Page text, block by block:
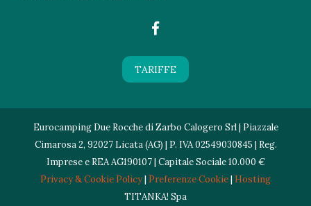
TARIFFE
Eurocamping Due Rocche di Zarbo Calogero Srl | Piazzale
Cimarosa 2, 92027 Licata (AG) | P. IVA 02549030845 | Reg.
Imprese e REA AG190107 | Capitale Sociale 10.000 €
Privacy & Cookie Policy| Preferenze Cookie| Hosting
TITANKA! Spa